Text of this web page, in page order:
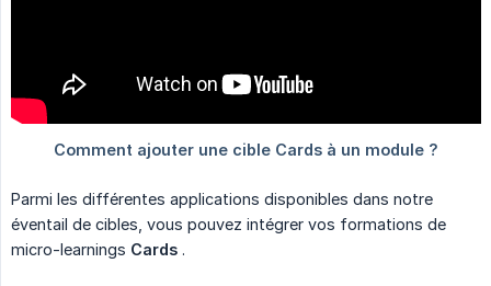
Parmi les différentes applications disponibles dans notre
éventail de cibles, vous pouvez intégrer vos formations de
micro-learnings Cards .